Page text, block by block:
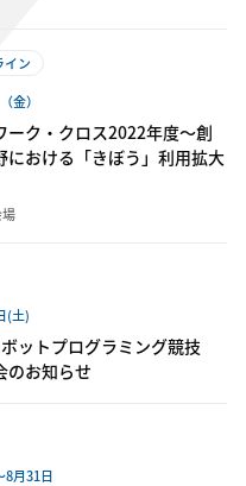
イン
金）
ーク・クロス2022年度～創
における「きぼう」利用拡大
(土)
ットプログラミング競技
のお知らせ
8月31日